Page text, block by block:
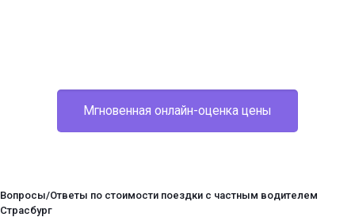
Мгновенная онлайн-оценка цены
Вопросы/Ответы по стоимости поездки с частным водителем
Страсбург